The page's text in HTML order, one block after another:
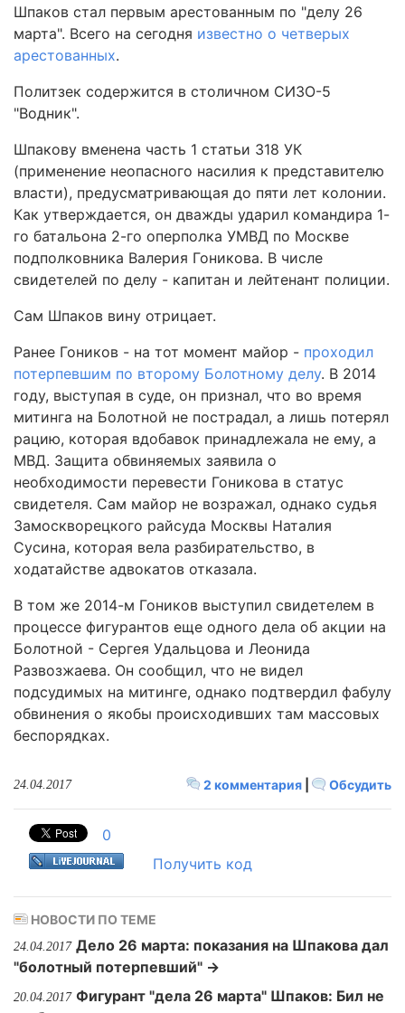
Шпаков стал первым арестованным по "делу 26
марта". Всего на сегодня известно о четверых
арестованных.
Политзек содержится в столичном СИЗО-5
"Водник".
Шпакову вменена часть 1 статьи 318 УК
(применение неопасного насилия к представителю
власти), предусматривающая до пяти лет колонии.
Как утверждается, он дважды ударил командира 1-
го батальона 2-го оперполка УМВД по Москве
подполковника Валерия Гоникова. В числе
свидетелей по делу - капитан и лейтенант полиции.
Сам Шпаков вину отрицает.
Ранее Гоников - на тот момент майор - проходил
потерпевшим по второму Болотному делу. В 2014
году, выступая в суде, он признал, что во время
митинга на Болотной не пострадал, а лишь потерял
рацию, которая вдобавок принадлежала не ему, а
МВД. Защита обвиняемых заявила о
необходимости перевести Гоникова в статус
свидетеля. Сам майор не возражал, однако судья
Замоскворецкого райсуда Москвы Наталия
Сусина, которая вела разбирательство, в
ходатайстве адвокатов отказала.
В том же 2014-м Гоников выступил свидетелем в
процессе фигурантов еще одного дела об акции на
Болотной - Сергея Удальцова и Леонида
Развозжаева. Он сообщил, что не видел
подсудимых на митинге, однако подтвердил фабулу
обвинения о якобы происходивших там массовых
беспорядках.
2 комментария Обсудить
24.04.2017
0
Получить код
НОВОСТИ ПО ТЕМЕ
24.04.2017 Дело 26 марта: показания на Шпакова дал
"болотный потерпевший" →
20.04.2017 Фигурант "дела 26 марта" Шпаков: Бил не